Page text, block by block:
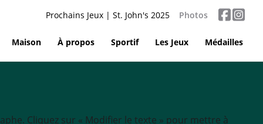
Prochains Jeux | St. John's 2025 Photos
Maison À propos Sportif Les Jeux Médailles
Cliquez sur « Modifier le texte » pour mettre à